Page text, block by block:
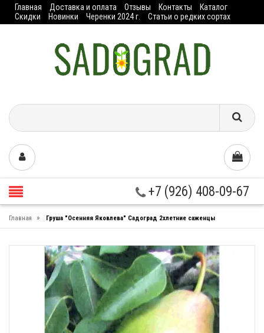
Главная Доставка и оплата Отзывы Контакты
Каталог
Скидки
Новинки Черенки 2024 г. Статьи о редких сортах
+7 (926) 408-09-67
Главная » Груша "Осенняя Яковлева" Садоград 2хлетние саженцы